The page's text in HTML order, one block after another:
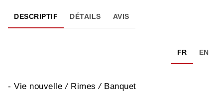
DESCRIPTIF DÉTAILS AVIS
FR EN
- Vie nouvelle/Rimes/Banquet